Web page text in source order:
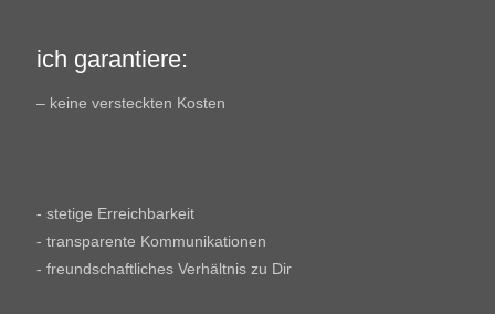
ich garantiere:
– keine versteckten Kosten
- stetige Erreichbarkeit
- transparente Kommunikationen
- freundschaftliches Verhältnis zu Dir